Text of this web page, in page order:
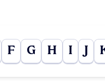
F G H I J